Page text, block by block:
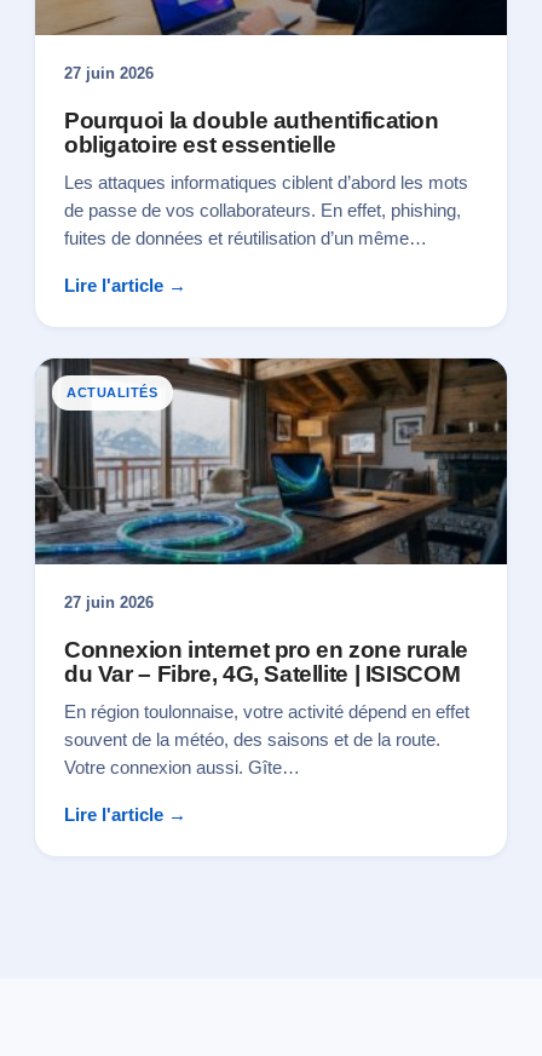
27 juin 2026
Pourquoi la double authentification
obligatoire est essentielle
Les attaques informatiques ciblent d’abord les mots
de passe de vos collaborateurs. En effet, phishing,
fuites de données et réutilisation d’un même…
Lire l'article →
ACTUALITÉS
27 juin 2026
Connexion internet pro en zone rurale
du Var – Fibre, 4G, Satellite | ISISCOM
En région toulonnaise, votre activité dépend en effet
souvent de la météo, des saisons et de la route.
Votre connexion aussi. Gîte…
Lire l'article →